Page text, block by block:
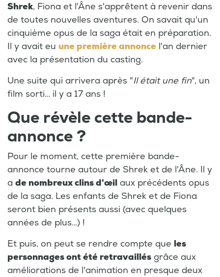
Shrek, Fiona et l'Âne s'apprêtent à revenir dans
de toutes nouvelles aventures. On savait qu'un
cinquième opus de la saga était en préparation.
Il y avait eu une première annonce l'an dernier
avec la présentation du casting.
Une suite qui arrivera après "Il était une fin", un
film sorti… il y a 17 ans !
Que révèle cette bande-
annonce ?
Pour le moment, cette première bande-
annonce tourne autour de Shrek et de l'Âne. Il y
a de nombreux clins d'œil aux précédents opus
de la saga. Les enfants de Shrek et de Fiona
seront bien présents aussi (avec quelques
années de plus…) !
Et puis, on peut se rendre compte que les
personnages ont été retravaillés grâce aux
améliorations de l'animation en presque deux